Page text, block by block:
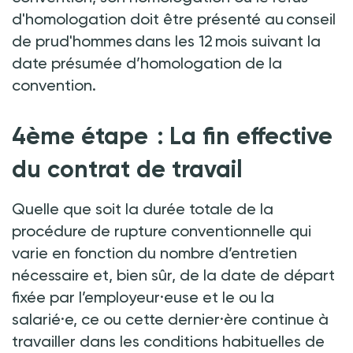
d'homologation doit être présenté au conseil
de prud'hommes dans les 12 mois suivant la
date présumée d’homologation de la
convention.
4ème étape : La fin effective
du contrat de travail
Quelle que soit la durée totale de la
procédure de rupture conventionnelle qui
varie en fonction du nombre d’entretien
nécessaire et, bien sûr, de la date de départ
fixée par l’employeur·euse et le ou la
salarié·e, ce ou cette dernier·ère continue à
travailler dans les conditions habituelles de